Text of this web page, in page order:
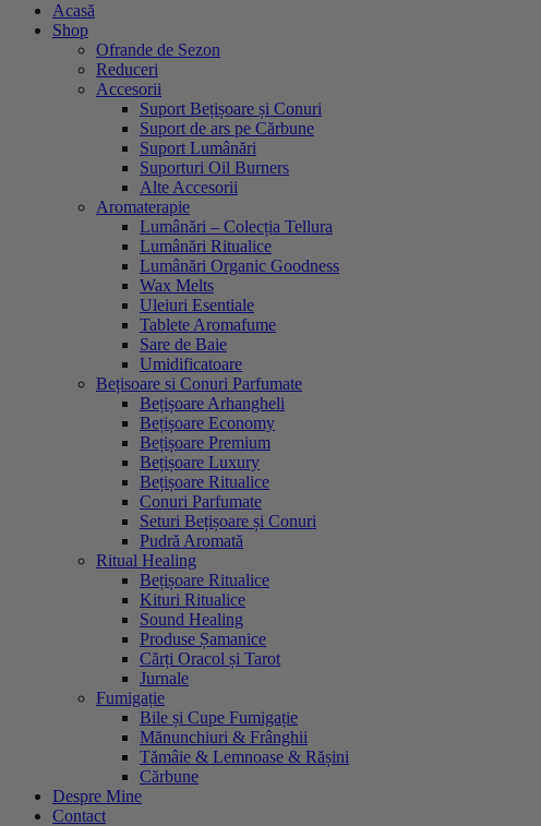
Acasă
Shop
Ofrande de Sezon
Reduceri
Accesorii
Suport Bețișoare și Conuri
Suport de ars pe Cărbune
Suport Lumânări
Suporturi Oil Burners
Alte Accesorii
Aromaterapie
Lumânări – Colecția Tellura
Lumânări Ritualice
Lumânări Organic Goodness
Wax Melts
Uleiuri Esentiale
Tablete Aromafume
Sare de Baie
Umidificatoare
Bețisoare si Conuri Parfumate
Bețișoare Arhangheli
Bețișoare Economy
Bețișoare Premium
Bețișoare Luxury
Bețișoare Ritualice
Conuri Parfumate
Seturi Bețișoare și Conuri
Pudră Aromată
Ritual Healing
Bețișoare Ritualice
Kituri Ritualice
Sound Healing
Produse Șamanice
Cărți Oracol și Tarot
Jurnale
Fumigație
Bile și Cupe Fumigație
Mănunchiuri & Frânghii
Tămâie & Lemnoase & Rășini
Cărbune
Despre Mine
Contact